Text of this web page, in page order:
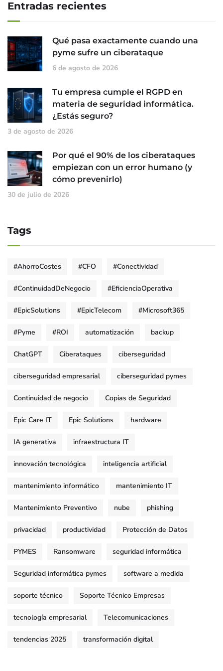
Entradas recientes
Qué pasa exactamente cuando una
pyme sufre un ciberataque
6 de agosto de 2026
Tu empresa cumple el RGPD en
materia de seguridad informática.
¿Estás seguro?
3 de agosto de 2026
Por qué el 90% de los ciberataques
empiezan con un error humano (y
cómo prevenirlo)
30 de julio de 2026
Tags
#AhorroCostes #CFO #Conectividad
#ContinuidadDeNegocio #EficienciaOperativa
#EpicSolutions #EpicTelecom #Microsoft365
#Pyme #ROI automatización backup
ChatGPT Ciberataques ciberseguridad
ciberseguridad empresarial ciberseguridad pymes
Continuidad de negocio Copias de Seguridad
Epic Care IT Epic Solutions hardware
IA generativa infraestructura IT
innovación tecnológica inteligencia artificial
mantenimiento informático mantenimiento IT
Mantenimiento Preventivo nube phishing
privacidad productividad Protección de Datos
PYMES Ransomware seguridad informática
Seguridad informática pymes software a medida
soporte técnico Soporte Técnico Empresas
tecnología empresarial Telecomunicaciones
tendencias 2025 transformación digital